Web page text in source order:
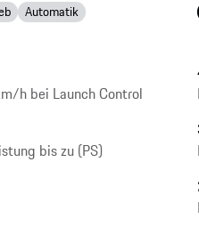
Automatik
h bei Launch Control
bis zu (PS)